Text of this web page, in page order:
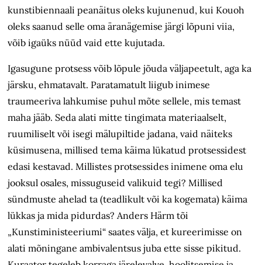
kunstibiennaali peanäitus oleks kujunenud, kui Kouoh
oleks saanud selle oma äranägemise järgi lõpuni viia,
võib igaüks nüüd vaid ette kujutada.
Igasugune protsess võib lõpule jõuda väljapeetult, aga ka
järsku, ehmatavalt. Paratamatult liigub inimese
traumeeriva lahkumise puhul mõte sellele, mis temast
maha jääb. Seda alati mitte tingimata materiaalselt,
ruumiliselt või isegi mälupiltide jadana, vaid näiteks
küsimusena, millised tema käima lükatud protsessidest
edasi kestavad. Millistes protsessides inimene oma elu
jooksul osales, missuguseid valikuid tegi? Millised
sündmuste ahelad ta (teadlikult või ka kogemata) käima
lükkas ja mida pidurdas? Anders Härm tõi
„Kunstiministeeriumi“ saates välja, et kureerimisse on
alati mõningane ambivalentsus juba ette sisse pikitud.